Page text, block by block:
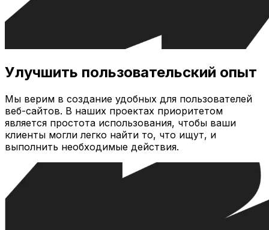
Улучшить пользовательский опыт
Мы верим в создание удобных для пользователей
веб-сайтов. В наших проектах приоритетом
является простота использования, чтобы ваши
клиенты могли легко найти то, что ищут, и
выполнить необходимые действия.